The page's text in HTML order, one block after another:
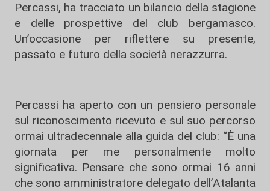
Percassi, ha tracciato un bilancio della stagione
e delle prospettive del club bergamasco.
Un’occasione per riflettere su presente,
passato e futuro della società nerazzurra.
Percassi ha aperto con un pensiero personale
sul riconoscimento ricevuto e sul suo percorso
ormai ultradecennale alla guida del club: “È una
giornata per me personalmente molto
significativa. Pensare che sono ormai 16 anni
che sono amministratore delegato dell’Atalanta